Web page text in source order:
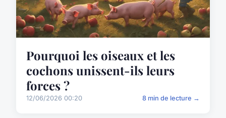
Pourquoi les oiseaux et les
cochons unissent-ils leurs
forces ?
12/06/2026 00:20 8 min de lecture →